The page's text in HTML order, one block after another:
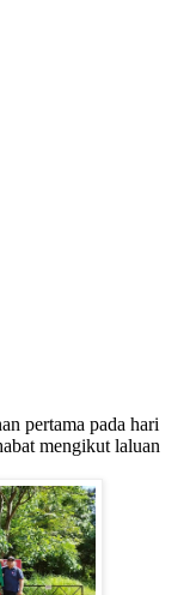
pertama pada hari
mengikut laluan